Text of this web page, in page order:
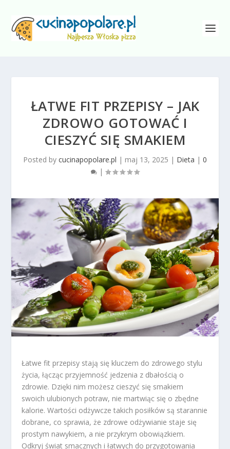
ŁATWE FIT PRZEPISY – JAK
ZDROWO GOTOWAĆ I
CIESZYĆ SIĘ SMAKIEM
Posted by cucinapopolare.pl | maj 13, 2025 | Dieta | 0
|
Łatwe fit przepisy stają się kluczem do zdrowego stylu
życia, łącząc przyjemność jedzenia z dbałością o
zdrowie. Dzięki nim możesz cieszyć się smakiem
swoich ulubionych potraw, nie martwiąc się o zbędne
kalorie. Wartości odżywcze takich posiłków są starannie
dobrane, co sprawia, że zdrowe odżywianie staje się
prostym nawykiem, a nie przykrym obowiązkiem.
Odkryj świat smacznych i łatwych do przygotowania